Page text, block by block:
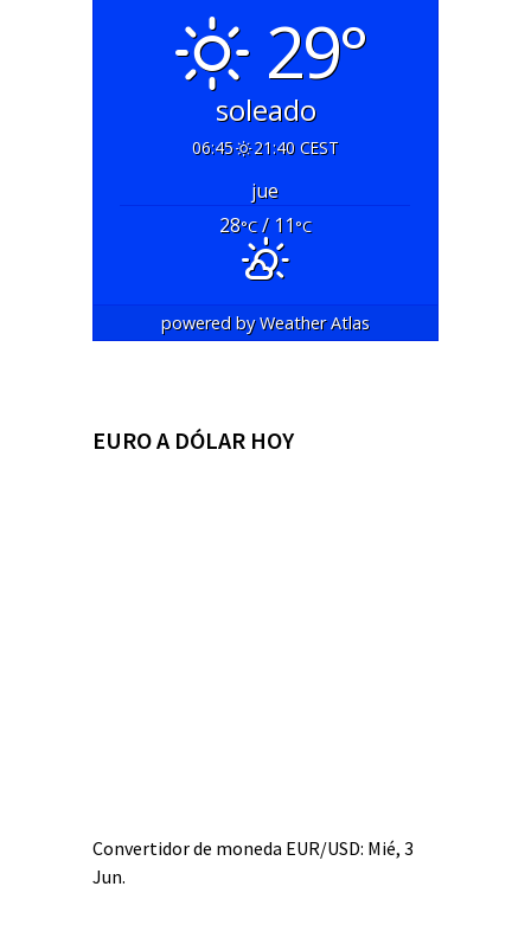
29°
soleado
06:45 21:40 CEST
jue
28°C/ 11°C
powered byWeather Atlas
EURO A DÓLAR HOY
Convertidor de moneda EUR/USD: Mié, 3
Jun.